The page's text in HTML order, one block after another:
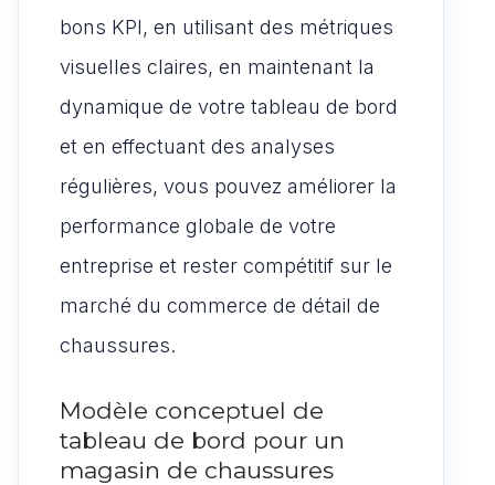
bons KPI, en utilisant des métriques
visuelles claires, en maintenant la
dynamique de votre tableau de bord
et en effectuant des analyses
régulières, vous pouvez améliorer la
performance globale de votre
entreprise et rester compétitif sur le
marché du commerce de détail de
chaussures.
Modèle conceptuel de
tableau de bord pour un
magasin de chaussures